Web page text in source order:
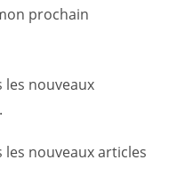
prochain
les nouveaux
les nouveaux articles